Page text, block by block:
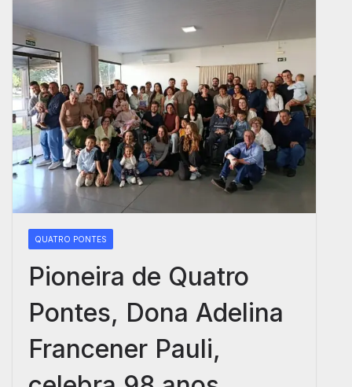
QUATRO PONTES
Pioneira de Quatro
Pontes, Dona Adelina
Francener Pauli,